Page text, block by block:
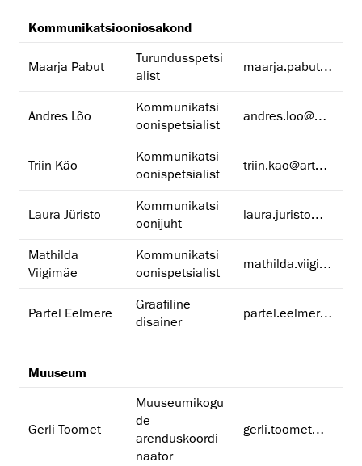
Kommunikatsiooniosakond
Maarja Pabut
Turundusspetsi
alist
maarja.pabut@artun.ee
Andres Lõo
Kommunikatsi
oonispetsialist
andres.loo@artun.ee
Triin Käo
Kommunikatsi
oonispetsialist
triin.kao@artun.ee
Laura Jüristo
Kommunikatsi
oonijuht
laura.juristo@artun.ee
Mathilda
Viigimäe
Kommunikatsi
oonispetsialist
mathilda.viigimae@artun.ee
Pärtel Eelmere
Graafiline
disainer
partel.eelmere@artun.ee
Muuseum
Gerli Toomet
Muuseumikogu
de
arenduskoordi
naator
gerli.toomet@artun.ee